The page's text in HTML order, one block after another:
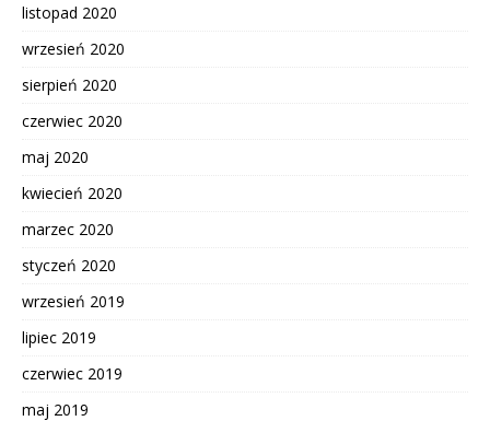
listopad 2020
wrzesień 2020
sierpień 2020
czerwiec 2020
maj 2020
kwiecień 2020
marzec 2020
styczeń 2020
wrzesień 2019
lipiec 2019
czerwiec 2019
maj 2019